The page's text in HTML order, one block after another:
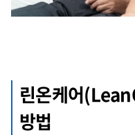
린온케어
방법